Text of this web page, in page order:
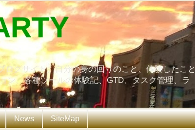
グサイト。自分の身の回りのこと、体験したこと
ン、各種ツールの体験記、GTD、タスク管理、ラ
News SiteMap